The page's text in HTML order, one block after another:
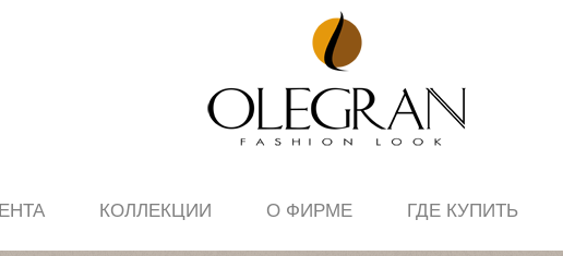
КОЛЛЕКЦИИ О ФИРМЕ ГДЕ КУПИТЬ